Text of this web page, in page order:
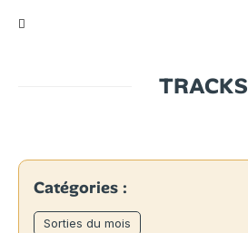
TRACKS
Catégories :
Sorties du mois